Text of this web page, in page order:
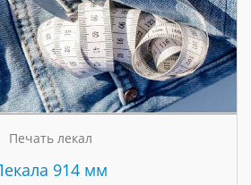
Печать лекал
914 мм